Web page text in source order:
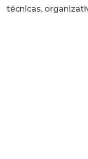
técnicas,